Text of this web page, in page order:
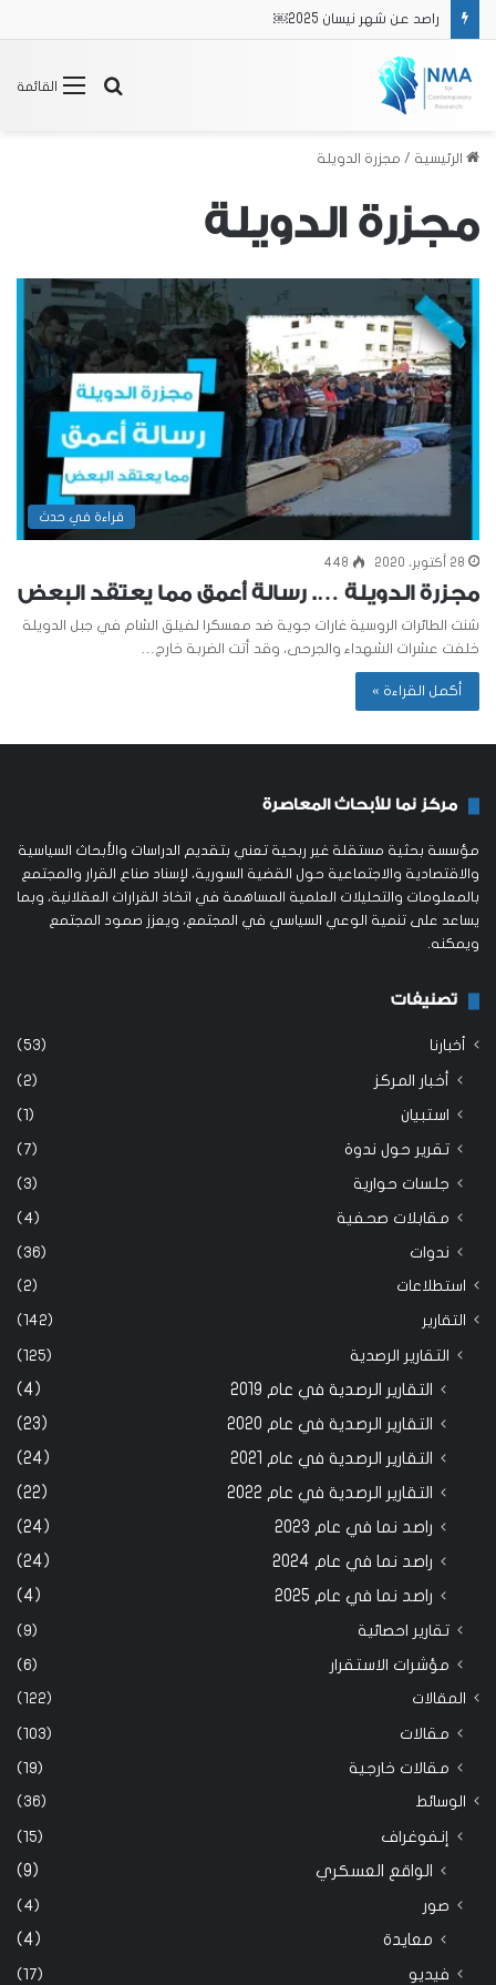
راصد عن شهر نيسان 2025￼
القائمة
بحث
الرئيسية / مجزرة الدويلة
مجزرة الدويلة
قراءة في حدث
28 أكتوبر، 2020 448
مجزرة الدويلة …. رسالة أعمق مما يعتقد البعض
شنت الطائرات الروسية غارات جوية ضد معسكرا لفيلق الشام في جبل الدويلة
خلفت عشرات الشهداء والجرحى، وقد أتت الضربة خارج…
أكمل القراءة »
مركز نما للأبحاث المعاصرة
مؤسسة بحثية مستقلة غير ربحية تعني بتقديم الدراسات والأبحاث السياسية
والاقتصادية والاجتماعية حول القضية السورية، لإسناد صناع القرار والمجتمع
بالمعلومات والتحليلات العلمية المساهمة في اتخاذ القرارات العقلانية، وبما
يساعد على تنمية الوعي السياسي في المجتمع، ويعزز صمود المجتمع
ويمكنه.
تصنيفات
أخبارنا (53)
أخبار المركز (2)
استبيان (1)
تقرير حول ندوة (7)
جلسات حوارية (3)
مقابلات صحفية (4)
ندوات (36)
استطلاعات (2)
التقارير (142)
التقارير الرصدية (125)
التقارير الرصدية في عام 2019
(4)
التقارير الرصدية في عام 2020
(23)
التقارير الرصدية في عام 2021
(24)
التقارير الرصدية في عام 2022
(22)
راصد نما في عام 2023
(24)
راصد نما في عام 2024
(24)
راصد نما في عام 2025
(4)
تقارير احصائية (9)
مؤشرات الاستقرار (6)
المقالات (122)
مقالات (103)
مقالات خارجية (19)
الوسائط (36)
إنفوغراف (15)
الواقع العسكري (9)
صور (4)
معايدة (4)
فيديو (17)